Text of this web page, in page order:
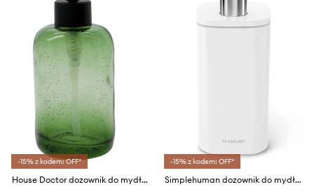
-15% z kodem: OFF*
House Doctor dozownik do mydła HDWah 20 cm
-15% z kodem: OFF*
Simplehuman dozownik do mydła Pulse Pump 295 ml